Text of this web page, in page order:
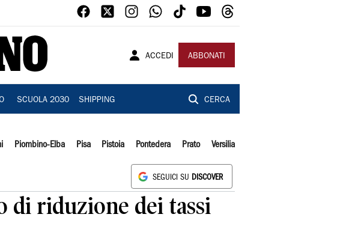
ACCEDI ABBONATI
SCUOLA 2030 SHIPPING CERCA
Piombino-Elba Pisa Pistoia Pontedera Prato Versilia
SEGUICI SU DISCOVER
di riduzione dei tassi